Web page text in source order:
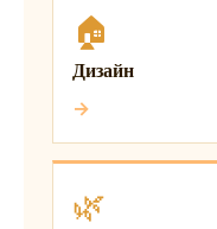
🏠
Дизайн
→
🌿